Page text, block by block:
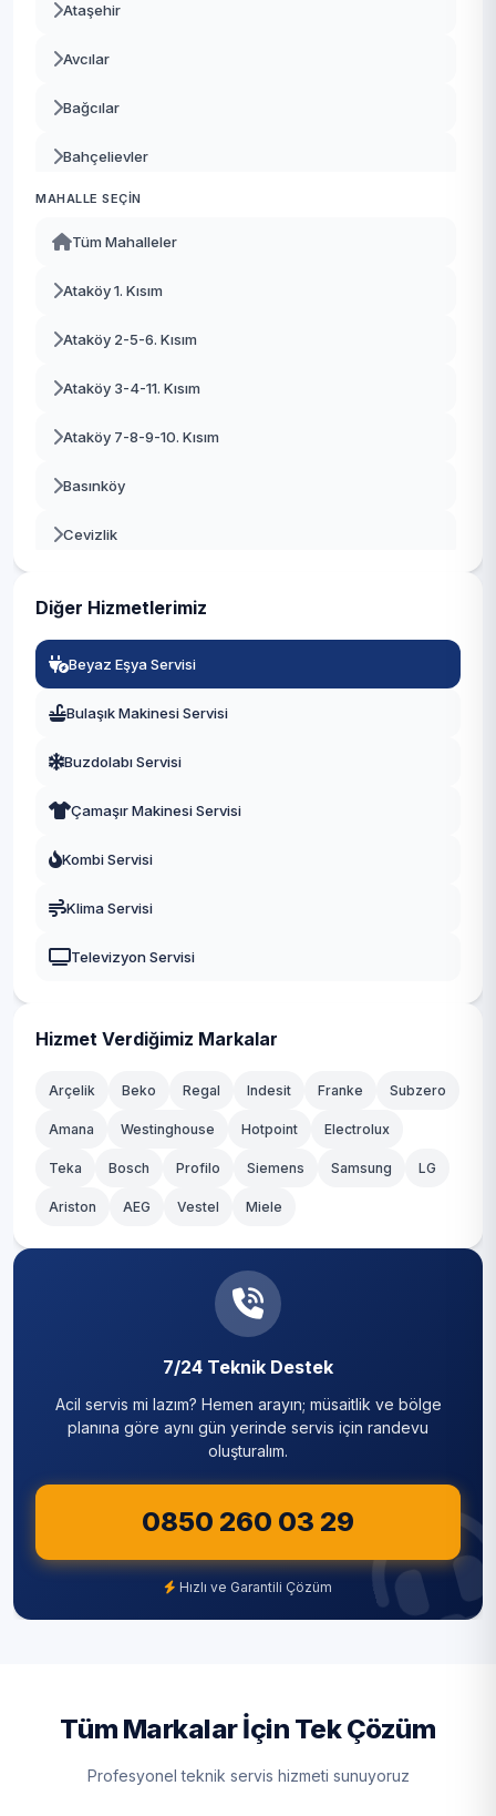
Ataşehir
Avcılar
Bağcılar
Bahçelievler
Bakırköy
Başakşehir
Bayrampaşa
Beşiktaş
Beykoz
Beylikdüzü
Çekmeköy
Esenler
Kağıthane
Kartal
Küçükçekmece
Sultanbeyli
Şişli
Tuzla
Üsküdar
Zeytinburnu
MAHALLE SEÇIN
Tüm Mahalleler
Ataköy 1. Kısım
Ataköy 2-5-6. Kısım
Ataköy 3-4-11. Kısım
Ataköy 7-8-9-10. Kısım
Basınköy
Cevizlik
Diğer Hizmetlerimiz
Beyaz Eşya Servisi
Bulaşık Makinesi Servisi
Buzdolabı Servisi
Çamaşır Makinesi Servisi
Kombi Servisi
Klima Servisi
Televizyon Servisi
Hizmet Verdiğimiz Markalar
Arçelik Beko Regal Indesit Franke Subzero
Amana Westinghouse Hotpoint Electrolux
Teka Bosch Profilo Siemens Samsung LG
Ariston AEG Vestel Miele
7/24 Teknik Destek
Acil servis mi lazım? Hemen arayın; müsaitlik ve bölge
planına göre aynı gün yerinde servis için randevu
oluşturalım.
0850 260 03 29
Hızlı ve Garantili Çözüm
Tüm Markalar İçin Tek Çözüm
Profesyonel teknik servis hizmeti sunuyoruz